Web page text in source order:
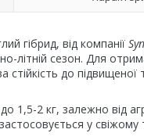
гібрид, від компанії
літній сезон. Для
стійкість до
1,5-2 кг, залежно від
у